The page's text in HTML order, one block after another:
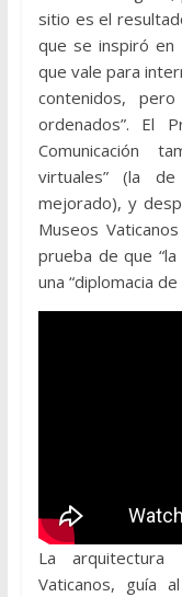
sitio es el
que se inspiró en
que vale para
contenidos,
ordenados”. El
Comunicación
virtuales” (la
mejorado), y
Museos
prueba de que “la
una “diplomacia
La
Vaticanos, guía